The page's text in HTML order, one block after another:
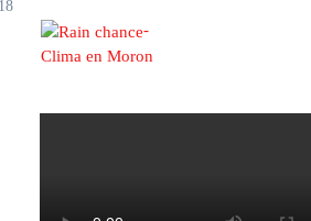
-
Clima en Moron